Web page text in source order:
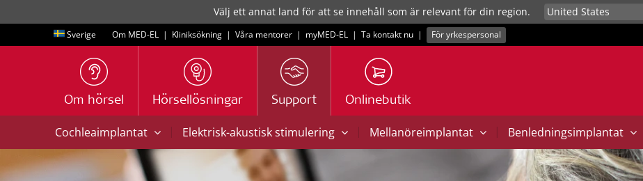
Välj ett annat land för att se innehåll som är relevant för din region.
Sverige Om MED-EL | Kliniksökning | Våra mentorer | myMED‑EL | Ta kontakt nu | För yrkespersonal
Om hörsel Hörsellösningar Support Onlinebutik
Cochleaimplantat | Elektrisk-akustisk stimulering | Mellanöreimplantat | Benledningsimplantat